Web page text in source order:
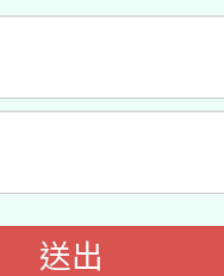
送出